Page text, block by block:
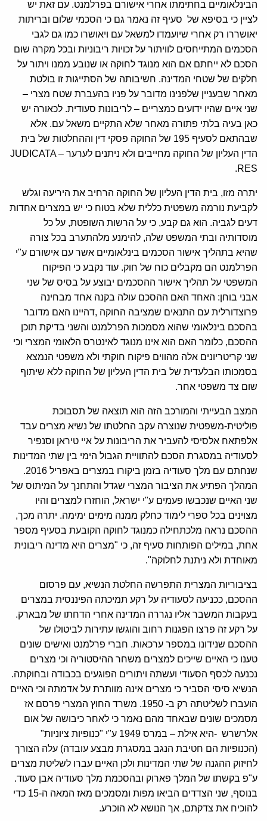
הבינלאומיים בחתימתו אחרי אישורם בפרלמנט. עם זאת יש
לציין כי בסיפא של סעיף זה נאמר גם כי הסכמי שלום ובריתות
יאושררו רק אחרי שיועמדו למשאל עם ויאושרו כמו גם לגבי
הסכמים המתייחסים לוויתור על זכויות ריבוניות ובכל מקרה שום
הסכם לא ייחתם אם הוא מנוגד לחוקה או שנובע ממנו ויתור על
חלקים של שטחי המדינה. חשיבותה של הסתייגות זו בולטת
מאחר שבעניין שלפנינו מדובר על פניו בהעברת שטח מצרי –
שני איים שהיו ידועים כמצריים – לריבונות סעודית. לכאורה יש
כאן בעיה בלתי פתורה מאחר שלא התקיים משאל עם. אלא
שבהתאם לסעיף 195 של החוקה פסקי דין וההחלטות של בית
הדין העליון של החוקה מחייבים ולא ניתנים לערער – JUDICATA
RES.
יתרה מזו, בית הדין העליון של החוקה הרחיב את היריעה וגלש
לקביעת נורמה משפטית כללית שלא בטוח כי יש במצרים אחדות
דעים לגביה. הוא גם קבע, כי על הרשות השופטת, על כל
מוסדותיה ובתי המשפט שלה, להימנע מלהתערב בכל צורה
שהיא בתהליך אישור הסכמים בינלאומיים אשר עם אישורם ע"י
הפרלמנט הם מקבלים כוח של חוק. עוד נקבע כי הפיקוח
המשפטי על תהליך אישור ההסכמים יבוצע על בסיס של שני
אבני בוחן: האחד האם ההסכם עולה בקנה אחד מבחינה
פרוצדורלית עם התנאים שמציבה החוקה ,דהיינו האם מדובר
בהסכם בינלאומי שהוא מסמכות הפרלמנט והשני בדיקת תוכן
ההסכם, כלומר האם הוא אינו מנוגד לאינטרס הלאומי המצרי וכי
שני קריטריונים אלה מהווים פיקוח חוקתי ולא משפטי הנמצא
בסמכותו הבלעדית של בית הדין העליון של החוקה ללא שיתוף
שום צד משפטי אחר.
המצב הבעייתי והמורכב הזה הוא תוצאה של תסבוכת
פוליטית-משפטית שנוצרה עקב החלטתו של נשיא מצרים עבד
אלפתאח אלסיסי להעביר את הריבונות על איי טיראן וסנפיר
לסעודיה במסגרת הסכם להתוויית הגבול הימי בין שתי המדינות
שנחתם עם מלך סעודיה בזמן ביקורו במצרים באפריל 2016.
המהלך הפתיע את הציבור המצרי שגדל והתחנך על המיתוס של
שני האיים שנכבשו פעמים ע"י ישראל, הוחזרו למצרים והיו
מצוינים בכל ספרי לימוד כחלק ממנה מימים ימימה. יתרה מכך,
ההסכם נראה מלכתחילה כמנוגד לחוקה הקובעת בסעיף מספר
אחת, במילים הפותחות סעיף זה, כי "מצרים היא מדינה ריבונית
מאוחדת ולא ניתנת לחלוקה".
בציבוריות המצרית התפרשה החלטת הנשיא, עם פרסום
ההסכם, ככניעה לסעודיה על רקע תמיכתה הפיננסית במצרים
בעקבות המשבר אליו נגררה המדינה אחרי הדחתו של מבארק.
על רקע זה פרצו הפגנות רחוב והוגשו עתירות לביטולו של
ההסכם שנידונו במספר ערכאות. חברי פרלמנט ואישים שונים
טענו כי האיים שייכים למצרים משחר ההיסטוריה וכי מצרים
נכנעה לכסף הסעודי ועשתה ויתורים הפוגעים בכבודה ובחוקתה.
הנשיא סיסי הסביר כי מצרים אינה מוותרת על אדמתה וכי האיים
הועברו לשליטתה רק ב- 1950. משרד החוץ המצרי פרסם אז
מסמכים שונים שבאחד מהם נאמר כי לאחר כיבושה של אום
אלרשרש -היא אילת – במרס 1949 ע"י "כנופיות ציוניות"
(הכנופיות הם חטיבת הנגב במסגרת מבצע עובדה) עלה הצורך
לחיזוק ההגנה של שתי המדינות ולכן האיים עברו לשליטת מצרים
ע"פ בקשתו של המלך פארוק ובהסכמת מלך סעודיה אבן סעוד.
בנוסף, שני הצדדים הביאו מפות ומסמכים מאז המאה ה-15 כדי
להוכיח את צדקתם, אך הנושא לא הוכרע.